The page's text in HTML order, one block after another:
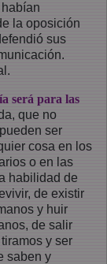
la oposición
sus
será para las
que no
ser
cosa en los
o en las
habilidad de
de existir
y huir
de salir
y ser
saben y